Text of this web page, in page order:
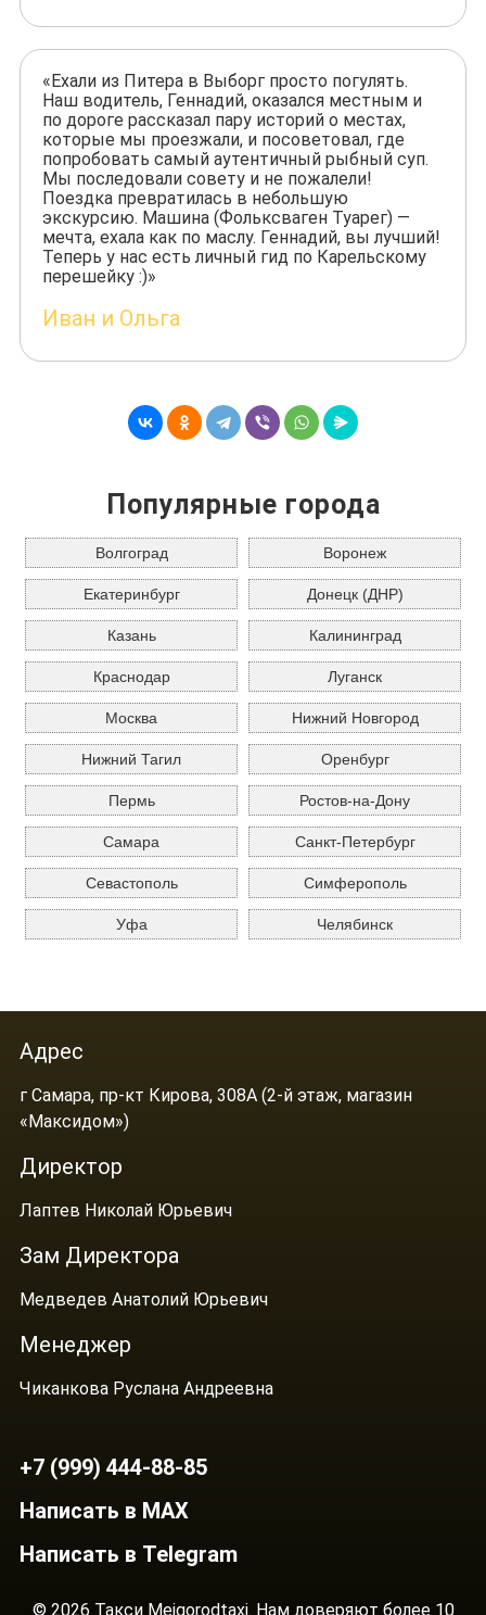
«Ехали из Питера в Выборг просто погулять.
Наш водитель, Геннадий, оказался местным и
по дороге рассказал пару историй о местах,
которые мы проезжали, и посоветовал, где
попробовать самый аутентичный рыбный суп.
Мы последовали совету и не пожалели!
Поездка превратилась в небольшую
экскурсию. Машина (Фольксваген Туарег) —
мечта, ехала как по маслу. Геннадий, вы лучший!
Теперь у нас есть личный гид по Карельскому
перешейку :)»
Иван и Ольга
Популярные города
Волгоград Воронеж
Екатеринбург Донецк (ДНР)
Казань Калининград
Краснодар Луганск
Москва Нижний Новгород
Нижний Тагил Оренбург
Пермь Ростов-на-Дону
Самара Санкт-Петербург
Севастополь Симферополь
Уфа Челябинск
Адрес
г Самара, пр-кт Кирова, 308А (2-й этаж, магазин
«Максидом»)
Директор
Лаптев Николай Юрьевич
Зам Директора
Медведев Анатолий Юрьевич
Менеджер
Чиканкова Руслана Андреевна
+7 (999) 444-88-85
Написать в MAX
Написать в Telegram
© 2026 Такси Mejgorodtaxi. Нам доверяют более 10